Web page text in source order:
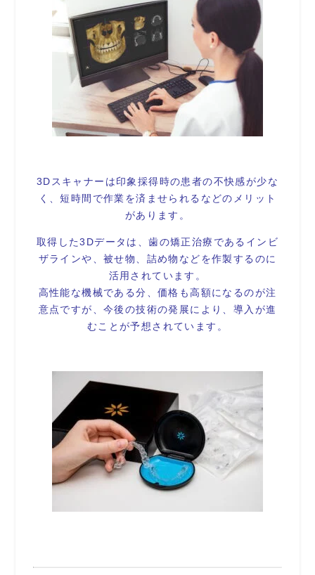
3Dスキャナーは印象採得時の患者の不快感が少な
く、短時間で作業を済ませられるなどのメリット
があります。
取得した3Dデータは、歯の矯正治療であるインビ
ザラインや、被せ物、詰め物などを作製するのに
活用されています。
高性能な機械である分、価格も高額になるのが注
意点ですが、今後の技術の発展により、導入が進
むことが予想されています。